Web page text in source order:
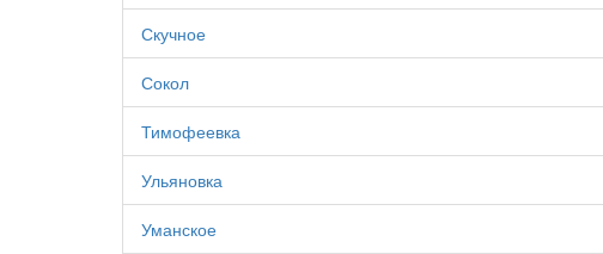
Скучное
Сокол
Тимофеевка
Ульяновка
Уманское